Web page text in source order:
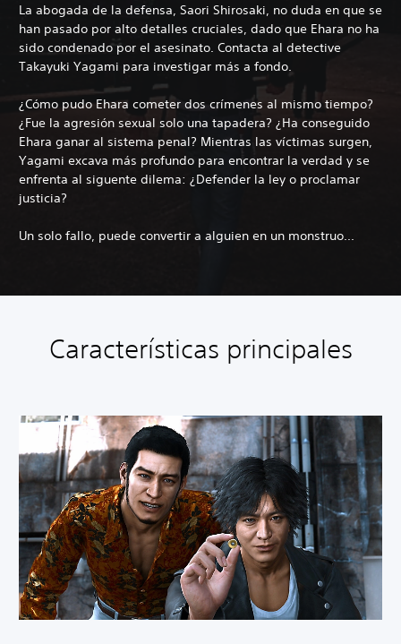
La abogada de la defensa, Saori Shirosaki, no duda en que se
han pasado por alto detalles cruciales, dado que Ehara no ha
sido condenado por el asesinato. Contacta al detective
Takayuki Yagami para investigar más a fondo.
¿Cómo pudo Ehara cometer dos crímenes al mismo tiempo?
¿Fue la agresión sexual solo una tapadera? ¿Ha conseguido
Ehara ganar al sistema penal? Mientras las víctimas surgen,
Yagami excava más profundo para encontrar la verdad y se
enfrenta al siguente dilema: ¿Defender la ley o proclamar
justicia?
Un solo fallo, puede convertir a alguien en un monstruo...
Características principales